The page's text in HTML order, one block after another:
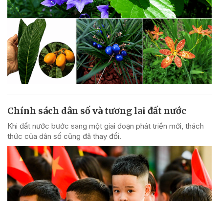
Chính sách dân số và tương lai đất nước
Khi đất nước bước sang một giai đoạn phát triển mới, thách
thức của dân số cũng đã thay đổi.